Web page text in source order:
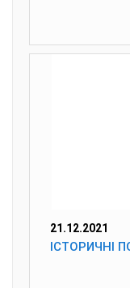
21.12.2021
ІСТОРИЧНІ